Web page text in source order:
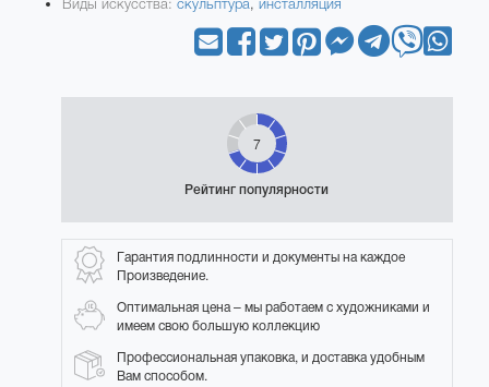
Виды искусства:скульптура,инсталляция
7
Рейтинг популярности
Гарантия подлинности и документы на каждое
Произведение.
Оптимальная цена – мы работаем с художниками и
имеем свою большую коллекцию
Профессиональная упаковка, и доставка удобным
Вам способом.